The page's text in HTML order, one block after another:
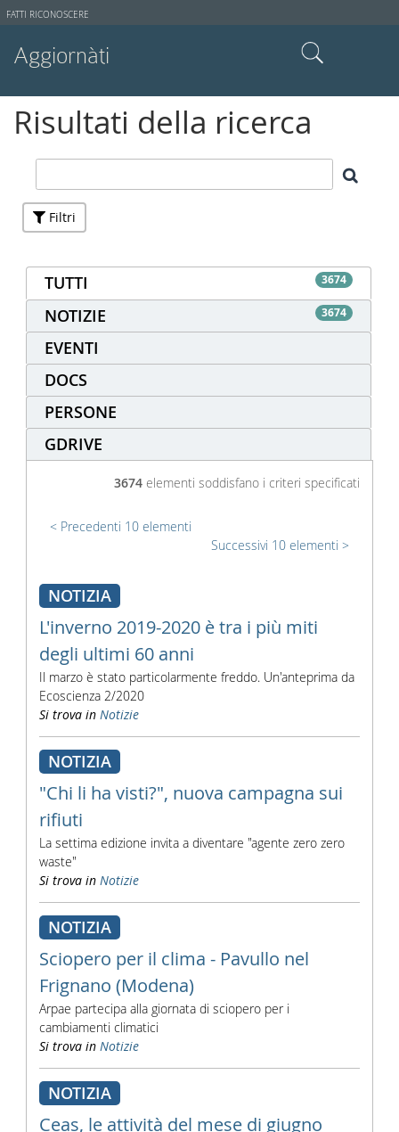
Strumenti
FATTI RICONOSCERE
Aggiornàti
Ricerca avanzata…
Risultati della ricerca
Filtri
TUTTI 3674
NOTIZIE 3674
EVENTI
DOCS
PERSONE
GDRIVE
3674 elementi soddisfano i criteri specificati
Precedenti 10 elementi
Successivi 10 elementi
NOTIZIA
L'inverno 2019-2020 è tra i più miti
degli ultimi 60 anni
Il marzo è stato particolarmente freddo. Un'anteprima da
Ecoscienza 2/2020
Si trova in Notizie
NOTIZIA
"Chi li ha visti?", nuova campagna sui
rifiuti
La settima edizione invita a diventare "agente zero zero
waste"
Si trova in Notizie
NOTIZIA
Sciopero per il clima - Pavullo nel
Frignano (Modena)
Arpae partecipa alla giornata di sciopero per i
cambiamenti climatici
Si trova in Notizie
NOTIZIA
Ceas, le attività del mese di giugno